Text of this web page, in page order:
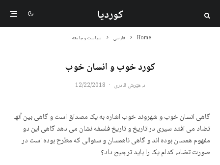
کوردیا
Home فارسی سیاست و جامعه
کورد خوب و انسان خوب
د. هێرش قادری ·
12/22/2018
گاهی انسان خوب و شهروند خوب اشاره به یک مصداق است و گاهی بین آنها
تضاد می افتد سیری در تاریخ و تاریخ فلسفه نشان می دهد گاهی این دو
مفهوم همسان بوده اند و گاهی ناهمسان و سئوالی که مطرح بوده است در
صورت تضاد، کدام یک را باید ترجیح داد؟